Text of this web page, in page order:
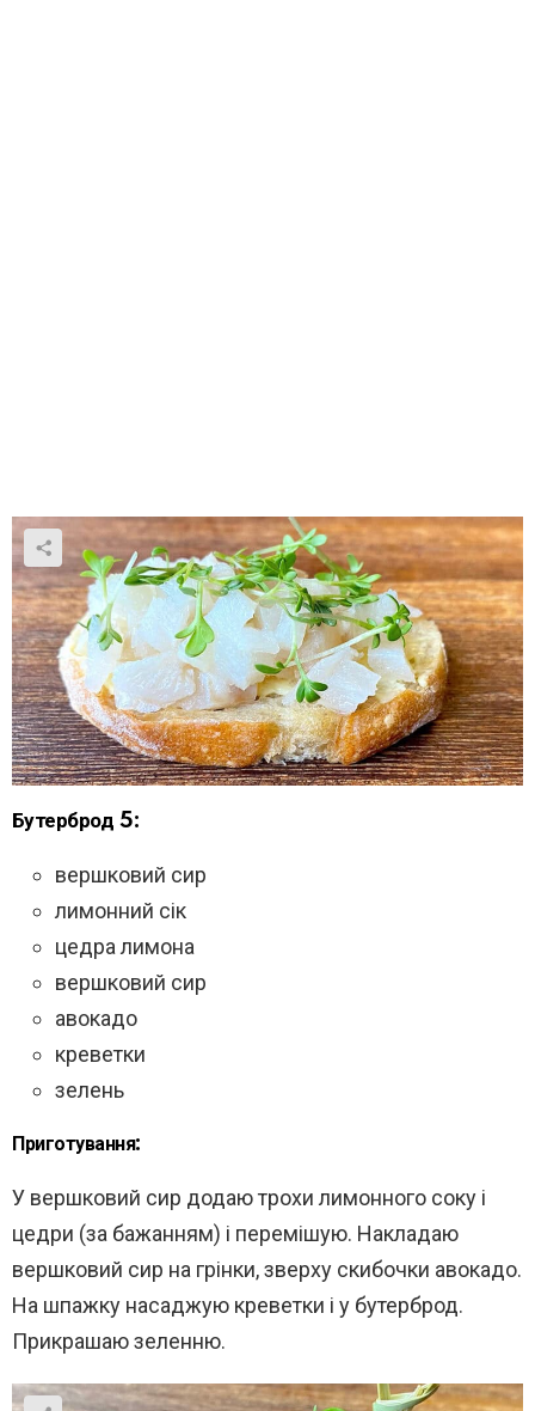
Бутерброд 5:
вершковий сир
лимонний сік
цедра лимона
вершковий сир
авокадо
креветки
зелень
Приготування:
У вершковий сир додаю трохи лимонного соку і
цедри (за бажанням) і перемішую. Накладаю
вершковий сир на грінки, зверху скибочки авокадо.
На шпажку насаджую креветки і у бутерброд.
Прикрашаю зеленню.